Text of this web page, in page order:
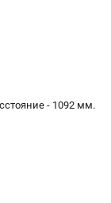
- 1092 мм.